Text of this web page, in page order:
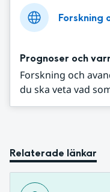
Forskning
Prognoser och
Forskning och
du ska veta vad
Relaterade länkar